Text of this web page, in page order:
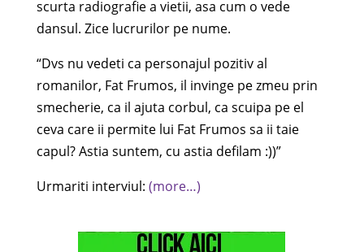
scurta radiografie a vietii, asa cum o vede
dansul. Zice lucrurilor pe nume.
“Dvs nu vedeti ca personajul pozitiv al
romanilor, Fat Frumos, il invinge pe zmeu prin
smecherie, ca il ajuta corbul, ca scuipa pe el
ceva care ii permite lui Fat Frumos sa ii taie
capul? Astia suntem, cu astia defilam :))”
Urmariti interviul: (more…)